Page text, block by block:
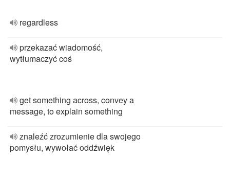
regardless
przekazać wiadomość,
wytłumaczyć coś
get something across, convey a
message, to explain something
znaleźć zrozumienie dla swojego
pomysłu, wywołać oddźwięk